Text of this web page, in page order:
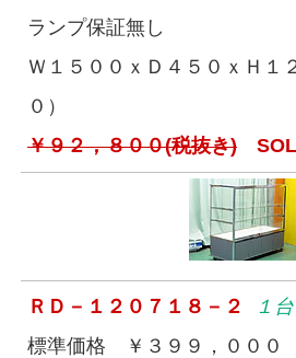
ランプ保証無し
Ｗ１５００ｘＤ４５０ｘＨ１
０）
￥９２，８００(税抜き)
ＲＤ－１２０７１８－２
１台
標準価格 ￥３９９，０００